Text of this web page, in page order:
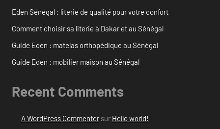
Eden Sénégal : literie de qualité pour votre confort
Comment choisir sa literie à Dakar et au Sénégal
Guide Eden : matelas orthopédique au Sénégal
Guide Eden : mobilier maison au Sénégal
Recent Comments
A WordPress Commentersur Hello world!